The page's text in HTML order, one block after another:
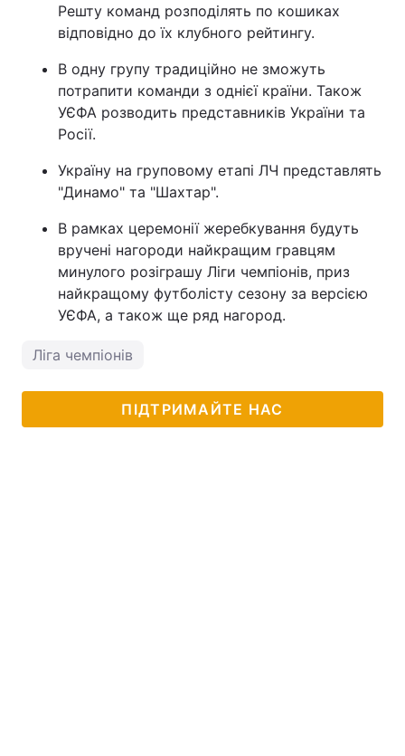
Решту команд розподілять по кошиках
відповідно до їх клубного рейтингу.
В одну групу традиційно не зможуть
потрапити команди з однієї країни. Також
УЄФА розводить представників України та
Росії.
Україну на груповому етапі ЛЧ представлять
"Динамо" та "Шахтар".
В рамках церемонії жеребкування будуть
вручені нагороди найкращим гравцям
минулого розіграшу Ліги чемпіонів, приз
найкращому футболісту сезону за версією
УЄФА, а також ще ряд нагород.
Ліга чемпіонів
ПІДТРИМАЙТЕ НАС